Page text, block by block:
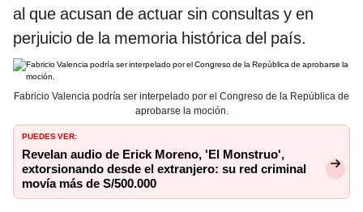
al que acusan de actuar sin consultas y en
perjuicio de la memoria histórica del país.
Fabricio Valencia podría ser interpelado por el Congreso de la República de
aprobarse la moción.
PUEDES VER:
Revelan audio de Erick Moreno, 'El Monstruo',
extorsionando desde el extranjero: su red criminal
movía más de S/500.000